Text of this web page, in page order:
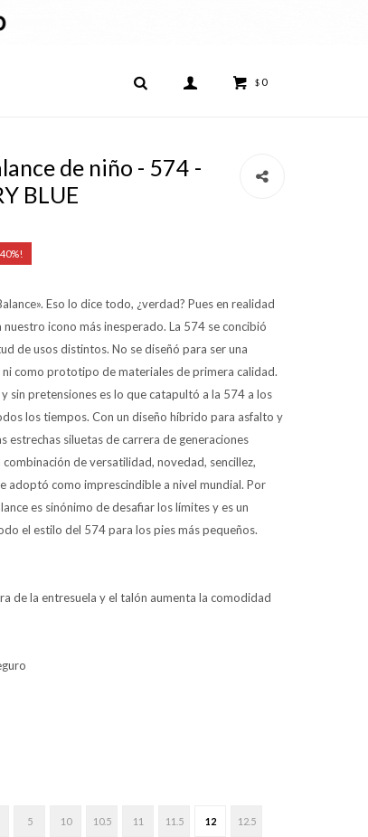
$ 0
de niño - 574 -
BLUE
40
Eso lo dice todo, ¿verdad? Pues en realidad
nuestro icono más inesperado. La 574 se concibió
de usos distintos. No se diseñó para ser una
como prototipo de materiales de primera calidad.
sin pretensiones es lo que catapultó a la 574 a los
los tiempos. Con un diseño híbrido para asfalto y
estrechas siluetas de carrera de generaciones
de versatilidad, novedad, sencillez,
adoptó como imprescindible a nivel mundial. Por
es sinónimo de desafiar los límites y es un
el estilo del 574 para los pies más pequeños.
de la entresuela y el talón aumenta la comodidad
5 10 10.5 11 11.5 12 12.5